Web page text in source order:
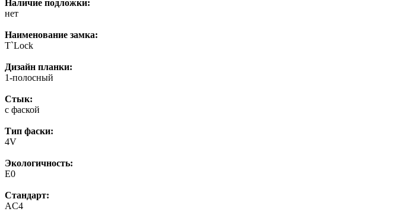
Наличие подложки:
нет
Наименование замка:
T`Lock
Дизайн планки:
1-полосный
Стык:
с фаской
Тип фаски:
4V
Экологичность:
E0
Стандарт:
AC4